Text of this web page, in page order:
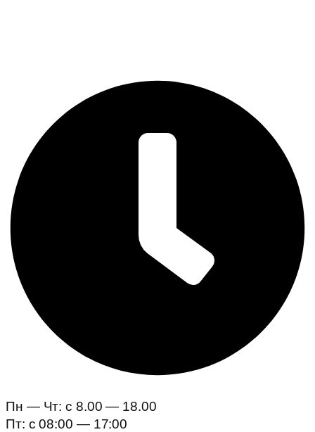
Пн — Чт: c 8.00 — 18.00
Пт: с 08:00 — 17:00